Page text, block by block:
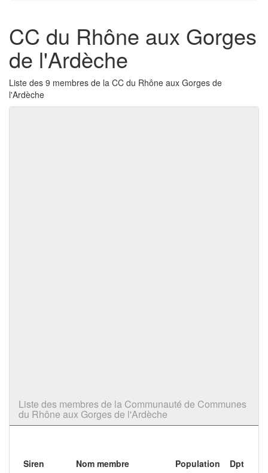
CC du Rhône aux Gorges
de l'Ardèche
Liste des 9 membres de la CC du Rhône aux Gorges de
l'Ardèche
Liste des membres de la Communauté de Communes
du Rhône aux Gorges de l'Ardèche
Siren Nom membre Population Dpt